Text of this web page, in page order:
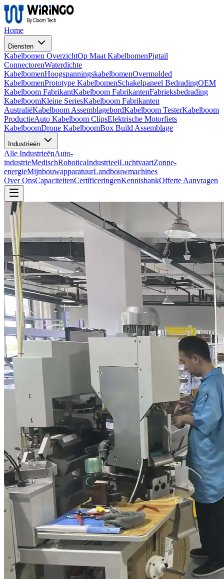
Home
Diensten
Kabelbomen OverzichtOp Maat KabelbomenPigtail
ConnectorenWaterdichte
KabelbomenHoogspanningskabelbomenOvermolded
KabelbomenPrototype KabelbomenSchakelpaneel BedradingOEM
Kabelboom FabrikantKabelboom FabrikantenFabrieksbedrading
KabelboomKleine SeriesKabelboom Fabrikanten
AustraliëKabelboom AssemblagebordKabelboom TesterKabelboom
ProductieAuto Kabelboom ClipsElektrische Motorfiets
KabelboomDrone KabelboomBox Build Assemblage
Industrieën
Alle IndustrieënAuto-
industrieMedischRoboticaIndustrieelLuchtvaartZonne-
energieMijnbouwapparatuurLandbouwmachines
Over OnsCapaciteitenCertificeringenKennisbankOfferte Aanvragen